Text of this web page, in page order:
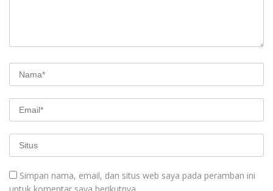
Simpan nama, email, dan situs web saya pada peramban ini